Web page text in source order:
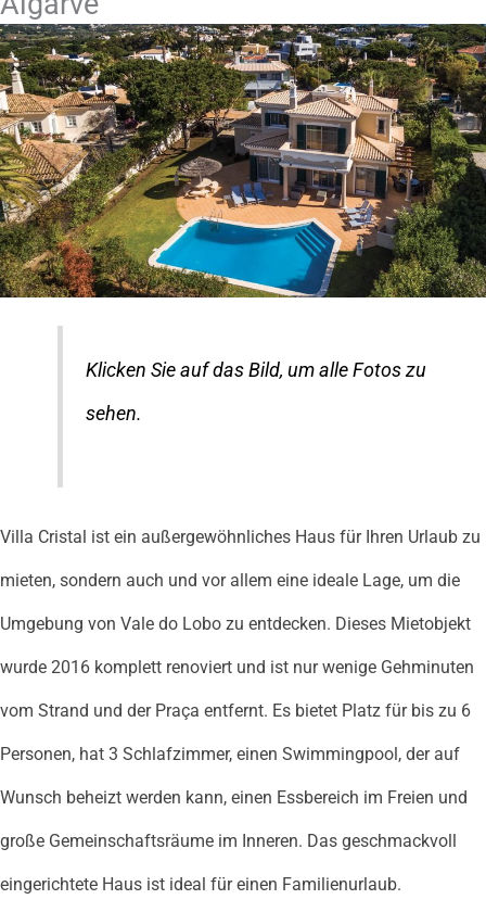
Klicken Sie auf das Bild, um alle Fotos zu
sehen.
Villa Cristal ist ein außergewöhnliches Haus für Ihren Urlaub zu
mieten, sondern auch und vor allem eine ideale Lage, um die
Umgebung von Vale do Lobo zu entdecken. Dieses Mietobjekt
wurde 2016 komplett renoviert und ist nur wenige Gehminuten
vom Strand und der Praça entfernt. Es bietet Platz für bis zu 6
Personen, hat 3 Schlafzimmer, einen Swimmingpool, der auf
Wunsch beheizt werden kann, einen Essbereich im Freien und
große Gemeinschaftsräume im Inneren. Das geschmackvoll
eingerichtete Haus ist ideal für einen Familienurlaub.